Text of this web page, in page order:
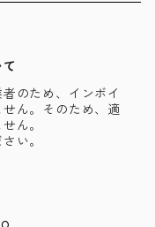
のため、インボイ
ん。そのため、適
ん。
い。